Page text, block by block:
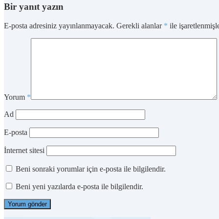
Bir yanıt yazın
E-posta adresiniz yayınlanmayacak. Gerekli alanlar * ile
Yorum *
Ad
E-posta
İnternet sitesi
Beni sonraki yorumlar için e-posta ile bilgilendir.
Beni yeni yazılarda e-posta ile bilgilendir.